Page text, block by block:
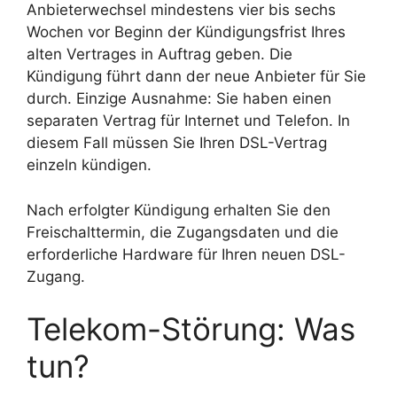
Anbieterwechsel mindestens vier bis sechs
Wochen vor Beginn der Kündigungsfrist Ihres
alten Vertrages in Auftrag geben. Die
Kündigung führt dann der neue Anbieter für Sie
durch. Einzige Ausnahme: Sie haben einen
separaten Vertrag für Internet und Telefon. In
diesem Fall müssen Sie Ihren DSL-Vertrag
einzeln kündigen.
Nach erfolgter Kündigung erhalten Sie den
Freischalttermin, die Zugangsdaten und die
erforderliche Hardware für Ihren neuen DSL-
Zugang.
Telekom-Störung: Was
tun?